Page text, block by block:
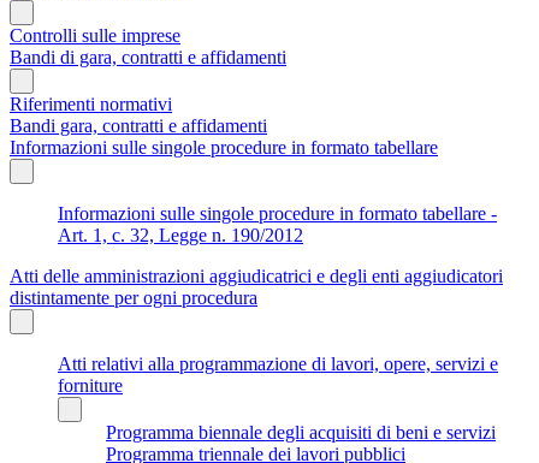
Controlli sulle imprese
Bandi di gara, contratti e affidamenti
Riferimenti normativi
Bandi gara, contratti e affidamenti
Informazioni sulle singole procedure in formato tabellare
Informazioni sulle singole procedure in formato tabellare -
Art. 1, c. 32, Legge n. 190/2012
Atti delle amministrazioni aggiudicatrici e degli enti aggiudicatori
distintamente per ogni procedura
Atti relativi alla programmazione di lavori, opere, servizi e
forniture
Programma biennale degli acquisiti di beni e servizi
Programma triennale dei lavori pubblici